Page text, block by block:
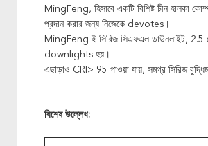
MingFeng, হিসাবে একটি বিশিষ্ট চীন হালকা
প্রদান করার জন্য নিজেকে devotes।
MingFeng ই সিরিজ সিএফএল ডাউনলাইট, 2.5
downlights হয়।
এছাড়াও CRI> 95 পাওয়া যায়, সমগ্র সিরিজ
বিশেষ উল্লেখ: